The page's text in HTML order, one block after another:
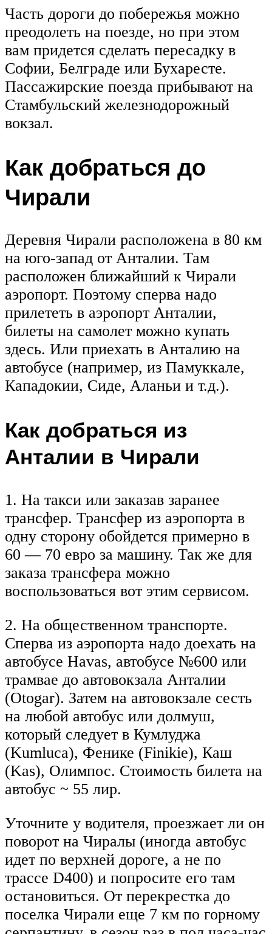
Часть дороги до побережья можно
преодолеть на поезде, но при этом
вам придется сделать пересадку в
Софии, Белграде или Бухаресте.
Пассажирские поезда прибывают на
Стамбульский железнодорожный
вокзал.
Как добраться до
Чирали
Деревня Чирали расположена в 80 км
на юго-запад от Анталии. Там
расположен ближайший к Чирали
аэропорт. Поэтому сперва надо
прилететь в аэропорт Анталии,
билеты на самолет можно купать
здесь. Или приехать в Анталию на
автобусе (например, из Памуккале,
Кападокии, Сиде, Аланьи и т.д.).
Как добраться из
Анталии в Чирали
1. На такси или заказав заранее
трансфер. Трансфер из аэропорта в
одну сторону обойдется примерно в
60 — 70 евро за машину. Так же для
заказа трансфера можно
воспользоваться вот этим сервисом.
2. На общественном транспорте.
Сперва из аэропорта надо доехать на
автобусе Havas, автобусе №600 или
трамвае до автовокзала Анталии
(Otogar). Затем на автовокзале сесть
на любой автобус или долмуш,
который следует в Кумлуджа
(Kumluca), Фенике (Finikie), Каш
(Kas), Олимпос. Стоимость билета на
автобус ~ 55 лир.
Уточните у водителя, проезжает ли он
поворот на Чиралы (иногда автобус
идет по верхней дороге, а не по
трассе D400) и попросите его там
остановиться. От перекрестка до
поселка Чирали еще 7 км по горному